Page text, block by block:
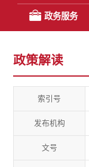
政务服务
政策解读
索引号
发布机构
文号